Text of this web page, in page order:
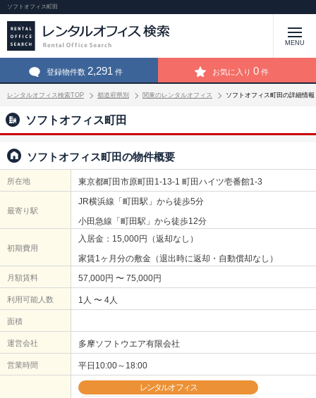
ソフトオフィス町田
MENU
登録物件数 2,291 件 お気に入り 0 件
レンタルオフィス検索TOP 都道府県別 関東のレンタルオフィス ソフトオフィス町田の詳細情報
ソフトオフィス町田
ソフトオフィス町田の物件概要
所在地 東京都町田市原町田1-13-1 町田ハイツ壱番館1-3
最寄り駅
JR横浜線「町田駅」から徒歩5分
小田急線「町田駅」から徒歩12分
初期費用
入居金：15,000円（返却なし）
家賃1ヶ月分の敷金（退出時に返却・自動償却なし）
月額賃料 57,000円 〜 75,000円
利用可能人数 1人 〜 4人
面積
運営会社 多摩ソフトウエア有限会社
営業時間 平日10:00～18:00
レンタルオフィス